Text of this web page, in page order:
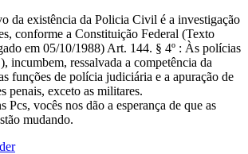
da existência da Policia Civil é a investigação
conforme a Constituição Federal (Texto
em 05/10/1988) Art. 144. § 4º : Às polícias
incumbem, ressalvada a competência da
funções de polícia judiciária e a apuração de
penais, exceto as militares.
Pcs, vocês nos dão a esperança de que as
mudando.